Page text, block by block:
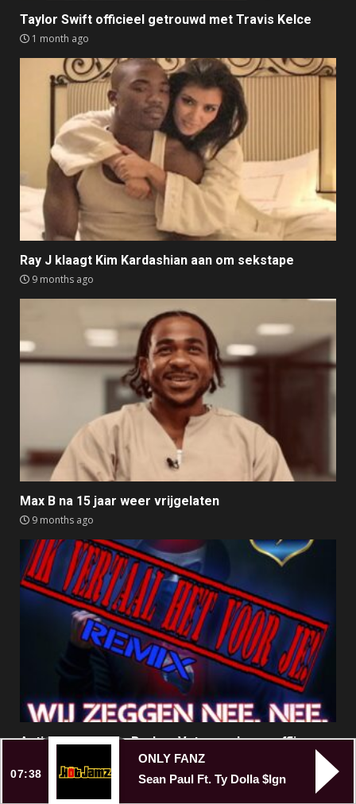
Taylor Swift officieel getrouwd met Travis Kelce
1 month ago
Ray J klaagt Kim Kardashian aan om sekstape
9 months ago
Max B na 15 jaar weer vrijgelaten
9 months ago
Anti-AZC nummer Broken Veteran alsnog offline
07:38
ONLY FANZ
Sean Paul Ft. Ty Dolla $Ign